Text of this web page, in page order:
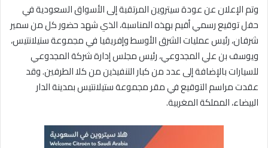
وتم الإعلان عن عودة سيتروين المرتقبة إلى الأسواق السعودية في
حفل توقيع رسمي أقيم بهذه المناسبة، الذي شهد حضور كل من سمير
شرفان، رئيس عمليات الشرق الأوسط وإفريقيا في مجموعة ستيلانتيس،
ويوسف بن علي المجدوعي، رئيس مجلس إدارة شركة المجدوعي
للسيارات بالإضافة إلى عدد من كبار التنفيذين من كلا الطرفين. وقد
عقدت مراسم التوقيع في مقر مجموعة ستيلانتيس بمدينة الدار
البيضاء، المملكة المغربية.